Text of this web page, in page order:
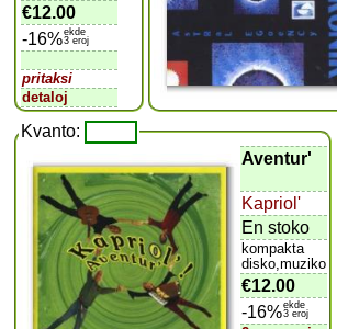
€12.00
-16%ekde
3 eroj
pritaksi
detaloj
Kvanto:
Aventur'
Kapriol'
En stoko
kompakta
disko,muziko
€12.00
-16%ekde
3 eroj